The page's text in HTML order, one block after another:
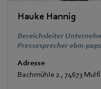
Hauke Hannig
Bereichsleiter
Pressesprecher ebm-
Adresse
Bachmühle 2 , 74673